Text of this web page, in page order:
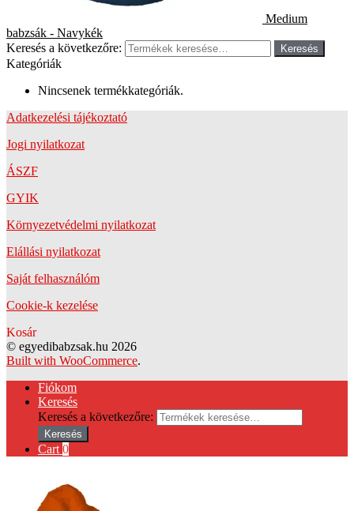
Medium
babzsák - Navykék
Keresés a következőre:
Keresés
Kategóriák
Nincsenek termékkategóriák.
Adatkezelési tájékoztató
Jogi nyilatkozat
ÁSZF
GYIK
Környezetvédelmi nyilatkozat
Elállási nyilatkozat
Saját felhasználóm
Cookie-k kezelése
Kosár
© egyedibabzsak.hu 2026
Built with WooCommerce.
Fiókom
Keresés
Keresés a következőre:
Keresés
Cart 0